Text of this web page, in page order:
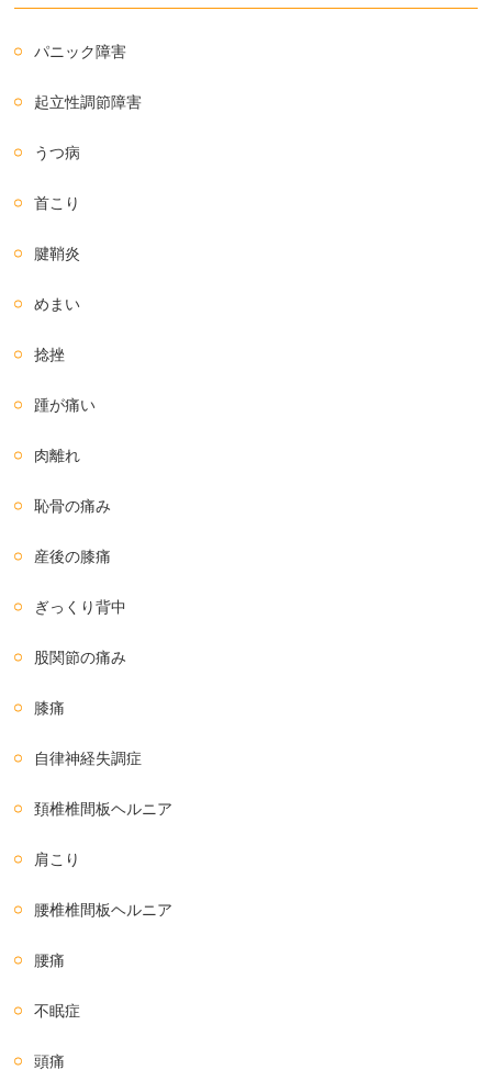
パニック障害
起立性調節障害
うつ病
首こり
腱鞘炎
めまい
捻挫
踵が痛い
肉離れ
恥骨の痛み
産後の膝痛
ぎっくり背中
股関節の痛み
膝痛
自律神経失調症
頚椎椎間板ヘルニア
肩こり
腰椎椎間板ヘルニア
腰痛
不眠症
頭痛